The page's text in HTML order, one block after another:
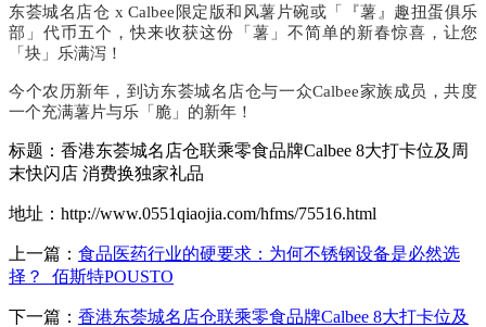
东荟城名店仓 x Calbee限定版和风薯片碗或 「『薯』趣扭蛋俱乐
部」代币五个，快来收获这份「薯」不简单的新春惊喜，让您
「块」乐满泻！
今个农历新年，到访东荟城名店仓与一众Calbee家族成员，共度
一个充满薯片与乐「脆」的新年！
标题：香港东荟城名店仓联乘零食品牌Calbee 8大打卡位及周
末快闪店 消费换独家礼品
地址：http://www.0551qiaojia.com/hfms/75516.html
上一篇： 食品医药行业的硬要求：为何不锈钢设备是必然选
择？_佰斯特POUSTO
下一篇： 香港东荟城名店仓联乘零食品牌Calbee 8大打卡位及